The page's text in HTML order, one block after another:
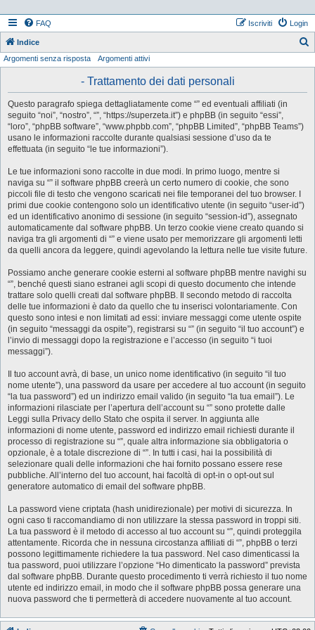
FAQ Login
Iscriviti
Indice
Argomenti senza risposta Argomenti attivi
- Trattamento dei dati personali
Questo paragrafo spiega dettagliatamente come “” ed eventuali affiliati (in
seguito “noi”, “nostro”, “”, “https://superzeta.it”) e phpBB (in seguito “essi”,
“loro”, “phpBB software”, “www.phpbb.com”, “phpBB Limited”, “phpBB Teams”)
usano le informazioni raccolte durante qualsiasi sessione d’uso da te
effettuata (in seguito “le tue informazioni”).
Le tue informazioni sono raccolte in due modi. In primo luogo, mentre si
naviga su “” il software phpBB creerà un certo numero di cookie, che sono
piccoli file di testo che vengono scaricati nei file temporanei del tuo browser. I
primi due cookie contengono solo un identificativo utente (in seguito “user-id”)
ed un identificativo anonimo di sessione (in seguito “session-id”), assegnato
automaticamente dal software phpBB. Un terzo cookie viene creato quando si
naviga tra gli argomenti di “” e viene usato per memorizzare gli argomenti letti
da quelli ancora da leggere, quindi agevolando la lettura nelle tue visite future.
Possiamo anche generare cookie esterni al software phpBB mentre navighi su
“”, benché questi siano estranei agli scopi di questo documento che intende
trattare solo quelli creati dal software phpBB. Il secondo metodo di raccolta
delle tue informazioni è dato da quello che tu inserisci volontariamente. Con
questo sono intesi e non limitati ad essi: inviare messaggi come utente ospite
(in seguito “messaggi da ospite”), registrarsi su “” (in seguito “il tuo account”) e
l’invio di messaggi dopo la registrazione e l’accesso (in seguito “i tuoi
messaggi”).
Il tuo account avrà, di base, un unico nome identificativo (in seguito “il tuo
nome utente”), una password da usare per accedere al tuo account (in seguito
“la tua password”) ed un indirizzo email valido (in seguito “la tua email”). Le
informazioni rilasciate per l’apertura dell’account su “” sono protette dalle
Leggi sulla Privacy dello Stato che ospita il server. In aggiunta alle
informazioni di nome utente, password ed indirizzo email richiesti durante il
processo di registrazione su “”, quale altra informazione sia obbligatoria o
opzionale, è a totale discrezione di “”. In tutti i casi, hai la possibilità di
selezionare quali delle informazioni che hai fornito possano essere rese
pubbliche. All’interno del tuo account, hai facoltà di opt-in o opt-out sul
generatore automatico di email del software phpBB.
La password viene criptata (hash unidirezionale) per motivi di sicurezza. In
ogni caso ti raccomandiamo di non utilizzare la stessa password in troppi siti.
La tua password è il metodo di accesso al tuo account su “”, quindi proteggila
attentamente. Ricorda che in nessuna circostanza affiliati di “”, phpBB o terzi
possono legittimamente richiedere la tua password. Nel caso dimenticassi la
tua password, puoi utilizzare l’opzione “Ho dimenticato la password” prevista
dal software phpBB. Durante questo procedimento ti verrà richiesto il tuo nome
utente ed indirizzo email, in modo che il software phpBB possa generare una
nuova password che ti permetterà di accedere nuovamente al tuo account.